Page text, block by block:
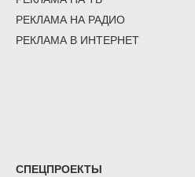
РЕКЛАМА НА РАДИО
РЕКЛАМА В ИНТЕРНЕТ
СПЕЦПРОЕКТЫ